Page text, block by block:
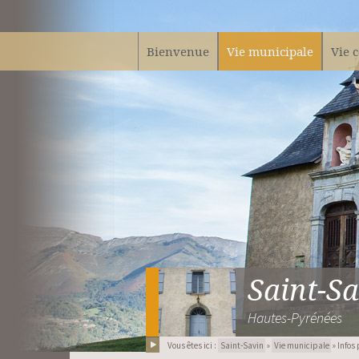
Saint-
Hautes-Pyrénées
Vous êtes ici : Saint-Savin » Vie municipale »
Bienvenue Vie municipale Vie